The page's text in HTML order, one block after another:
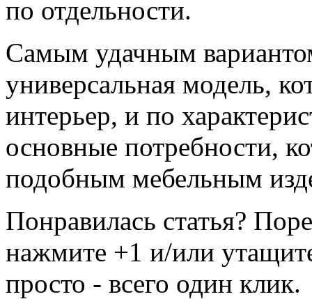
по отдельности.
Самым удачным
универсальная модель,
интерьер, и по
основные потребности,
подобным мебельным
Понравилась статья?
нажмите +1 и/или
просто - всего один клик.